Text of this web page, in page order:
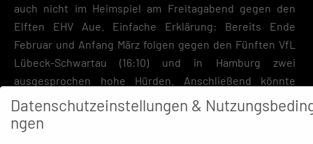
auch nicht im Heimspiel am Freitagabend gegen den
Elften EHV Aue. Einfache Erklärung: Bereits Ende
Februar und Anfang März folgen gegen den Fünften VfL
Lübeck-Schwartau (16:10) und in Hamburg zwei
ausgesprochen hohe Hürden. Anschließend könnte
einiges klarer sein.
Aue ist jener Zweitligist aus Sachsen, der in dieser Saison
Datenschutzeinstellungen &
ngen